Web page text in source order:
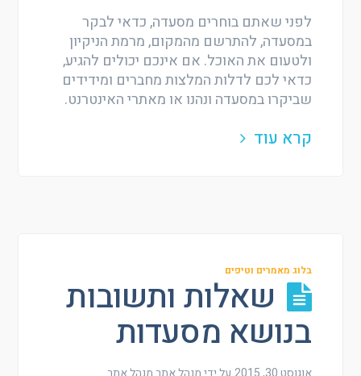
לפני שאתם בוחרים מסעדה, כדאי לבקר
במסעדה, להתרשם מהמקום, מרמת הניקיון
ולטעום את האוכל. אם אינכם יכולים להגיע,
כדאי לכם לדלות המלצות מחברים ומידידים
שביקרו במסעדה ונהנו או מאתרי האינטרנט.
קרא עוד
בלוג מאמרים וטיפים
שאלות ותשובות
בנושא מסעדות